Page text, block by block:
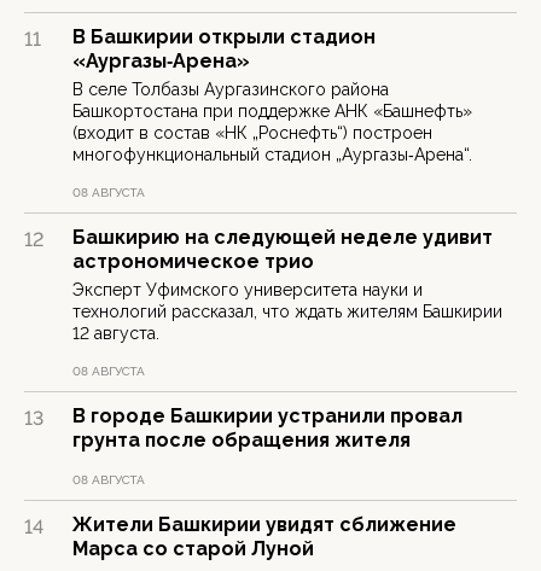
11
В Башкирии открыли стадион
«Аургазы‑Арена»
В селе Толбазы Аургазинского района
Башкортостана при поддержке АНК «Башнефть»
(входит в состав «НК „Роснефть“) построен
многофункциональный стадион „Аургазы‑Арена“.
08 АВГУСТА
12
Башкирию на следующей неделе удивит
астрономическое трио
Эксперт Уфимского университета науки и
технологий рассказал, что ждать жителям Башкирии
12 августа.
08 АВГУСТА
13
В городе Башкирии устранили провал
грунта после обращения жителя
08 АВГУСТА
14
Жители Башкирии увидят сближение
Марса со старой Луной